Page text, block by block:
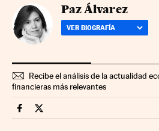
Paz Álvarez
VER BIOGRAFÍA
Recibe el análisis de la actualidad
financieras más relevantes
Fortunas Cinco Días en Facebook
Fortunas Cinco Días en Twitter